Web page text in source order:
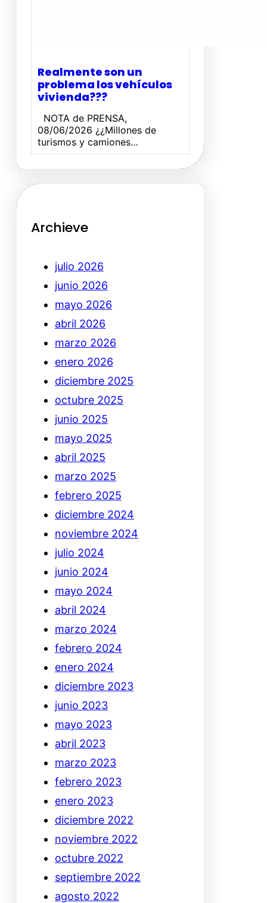
Realmente son un
problema los vehículos
vivienda???
NOTA de PRENSA,
08/06/2026 ¿¿Millones de
turismos y camiones…
Archieve
julio 2026
junio 2026
mayo 2026
abril 2026
marzo 2026
enero 2026
diciembre 2025
octubre 2025
junio 2025
mayo 2025
abril 2025
marzo 2025
febrero 2025
diciembre 2024
noviembre 2024
julio 2024
junio 2024
mayo 2024
abril 2024
marzo 2024
febrero 2024
enero 2024
diciembre 2023
junio 2023
mayo 2023
abril 2023
marzo 2023
febrero 2023
enero 2023
diciembre 2022
noviembre 2022
octubre 2022
septiembre 2022
agosto 2022